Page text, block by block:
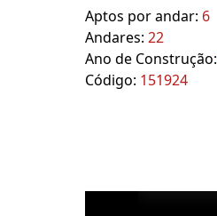
Aptos por andar: 6
Andares: 22
Ano de Construção:
Código: 151924